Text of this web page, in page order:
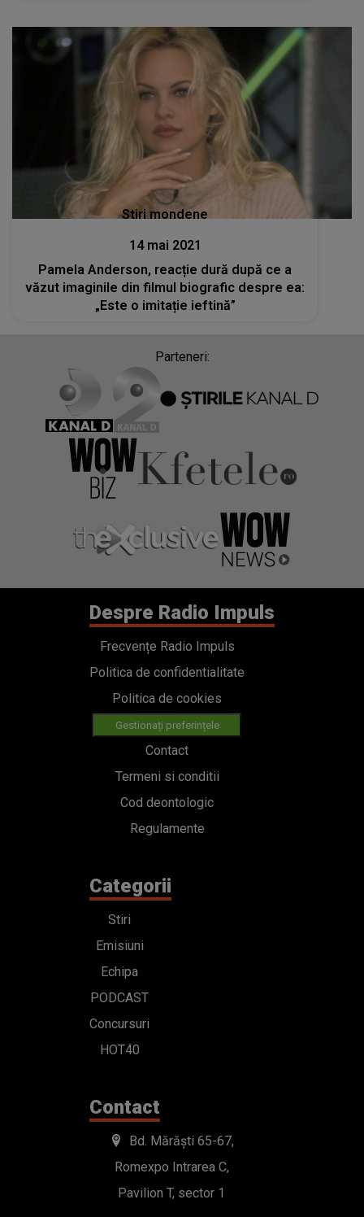
Stiri mondene
14 mai 2021
Pamela Anderson, reacție dură după ce a
văzut imaginile din filmul biografic despre ea:
„Este o imitație ieftină”
Parteneri:
Despre Radio Impuls
Frecvențe Radio Impuls
Politica de confidentialitate
Politica de cookies
Gestionați preferințele
Contact
Termeni si conditii
Cod deontologic
Regulamente
Categorii
Stiri
Emisiuni
Echipa
PODCAST
Concursuri
HOT40
Contact
Bd. Mărăști 65-67,
Romexpo Intrarea C,
Pavilion T, sector 1